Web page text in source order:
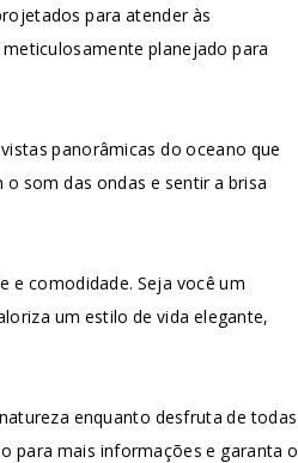
para atender às
planejado para
panorâmicas do oceano que
som das ondas e sentir a brisa
e comodidade. Seja você um
um estilo de vida elegante,
enquanto desfruta de todas
para mais informações e garanta o